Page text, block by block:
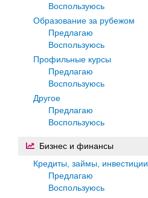
Воспользуюсь
Образование за рубежом
Предлагаю
Воспользуюсь
Профильные курсы
Предлагаю
Воспользуюсь
Другое
Предлагаю
Воспользуюсь
Бизнес и финансы
Кредиты, займы, инвестиции
Предлагаю
Воспользуюсь